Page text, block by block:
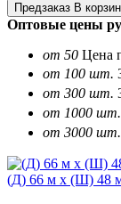
Предзаказ В
Оптовые цены
от 50 Цена
от 100 шт.
от 300 шт.
от 1000 шт.
от 3000 шт.
(Д) 66 м х (Ш) 48